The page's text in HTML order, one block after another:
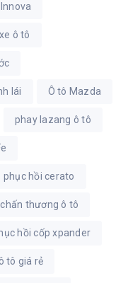
ô tô
lái Ô tô Mazda
phay lazang ô tô
phục hồi cerato
thương ô tô
hồi cốp xpander
tô giá rẻ